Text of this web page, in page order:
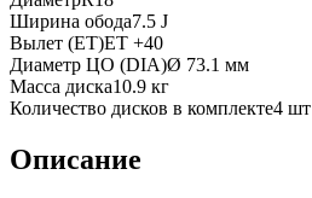
Ширина обода7.5 J
Вылет (ET)ET +40
Диаметр ЦО (DIA)Ø 73.1 мм
Масса диска10.9 кг
Количество дисков в комплекте4 шт
Описание